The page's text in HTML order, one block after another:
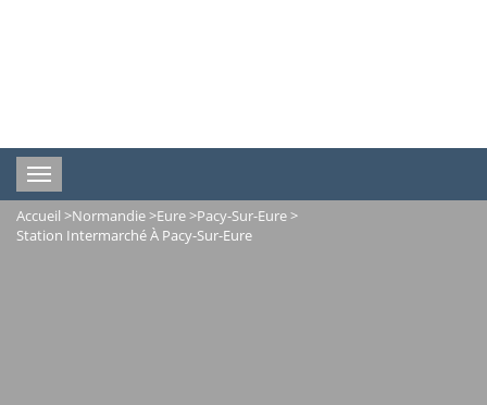
Toggle
navigation
Accueil >Normandie>Eure>Pacy-Sur-Eure>
Station Intermarché À Pacy-Sur-Eure